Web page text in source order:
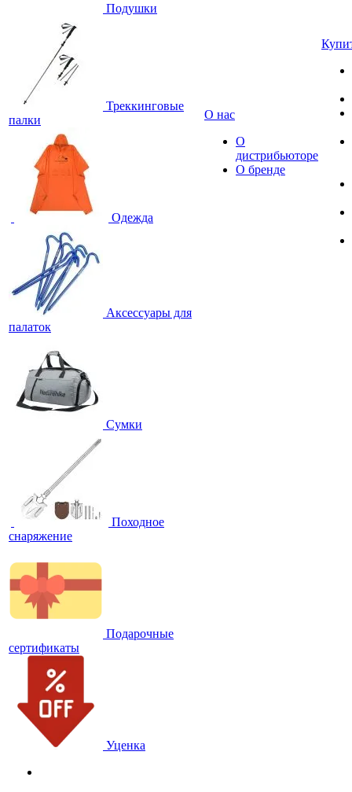
Подушки
Треккинговые
палки
Одежда
Аксессуары для
палаток
Сумки
Походное
снаряжение
Подарочные
сертификаты
Уценка
О нас
О
дистрибьюторе
О бренде